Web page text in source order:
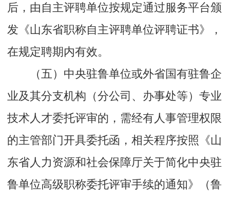
后，由自主评聘单位按规定通过服务平台颁
发《山东省职称自主评聘单位评聘证书》，
在规定聘期内有效。
（五）中央驻鲁单位或外省国有驻鲁企
业及其分支机构（分公司、办事处等）专业
技术人才委托评审的，需经有人事管理权限
的主管部门开具委托函，相关程序按照《山
东省人力资源和社会保障厅关于简化中央驻
鲁单位高级职称委托评审手续的通知》（鲁